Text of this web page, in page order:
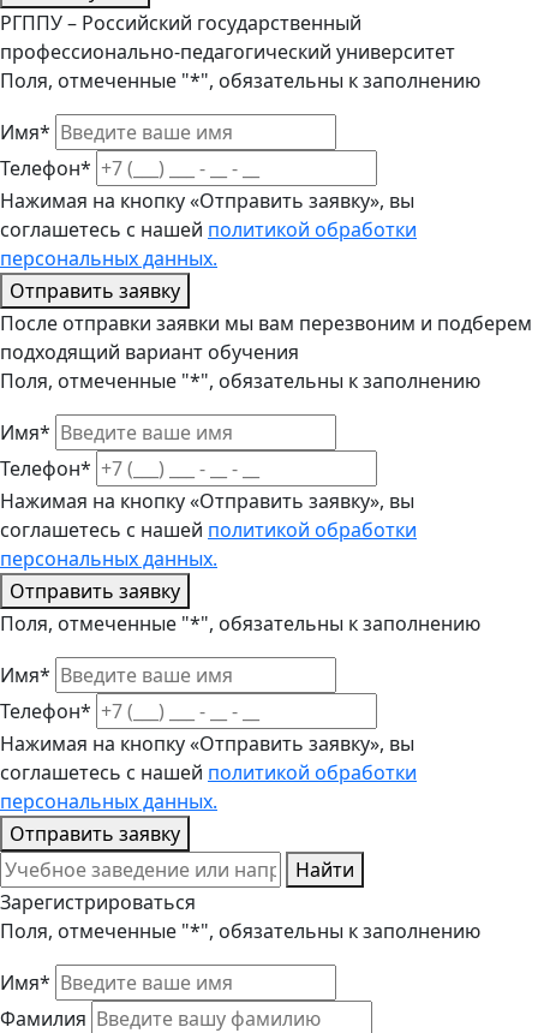
РГППУ – Российский государственный
профессионально-педагогический университет
Поля, отмеченные "*", обязательны к заполнению
Имя*
Телефон*
Нажимая на кнопку «Отправить заявку», вы
соглашетесь с нашей политикой обработки
персональных данных.
Отправить заявку
После отправки заявки мы вам перезвоним и подберем
подходящий вариант обучения
Поля, отмеченные "*", обязательны к заполнению
Имя*
Телефон*
Нажимая на кнопку «Отправить заявку», вы
соглашетесь с нашей политикой обработки
персональных данных.
Отправить заявку
Поля, отмеченные "*", обязательны к заполнению
Имя*
Телефон*
Нажимая на кнопку «Отправить заявку», вы
соглашетесь с нашей политикой обработки
персональных данных.
Отправить заявку
Найти
Зарегистрироваться
Поля, отмеченные "*", обязательны к заполнению
Имя*
Фамилия